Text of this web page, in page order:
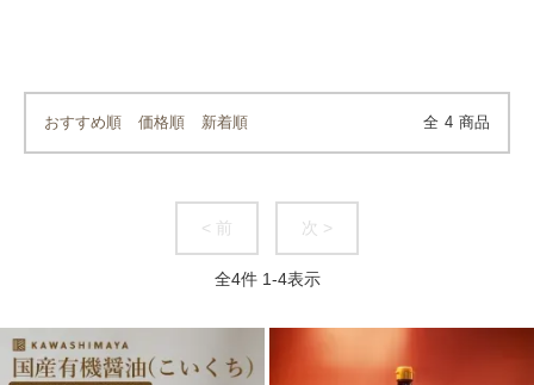
おすすめ順 価格順 新着順 全 4 商品
< 前 次 >
全4件 1-4表示